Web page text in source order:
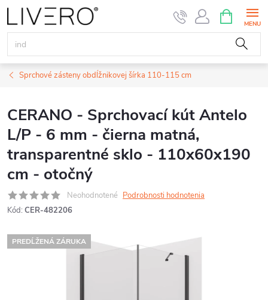
Prejsť
na
obsah
KOŠÍK
Sprchové zásteny obdĺžnikovej šírka 110-115 cm
CERANO - Sprchovací kút Antelo
L/P - 6 mm - čierna matná,
transparentné sklo - 110x60x190
cm - otočný
Neohodnotené Podrobnosti hodnotenia
Kód: CER-482206
PREDĹŽENÁ ZÁRUKA